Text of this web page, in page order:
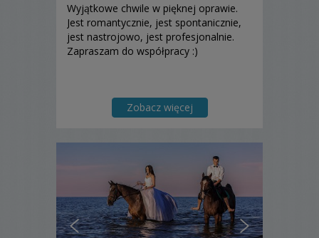
Wyjątkowe chwile w pięknej oprawie.
Jest romantycznie, jest spontanicznie,
jest nastrojowo, jest profesjonalnie.
Zapraszam do współpracy :)
Zobacz więcej